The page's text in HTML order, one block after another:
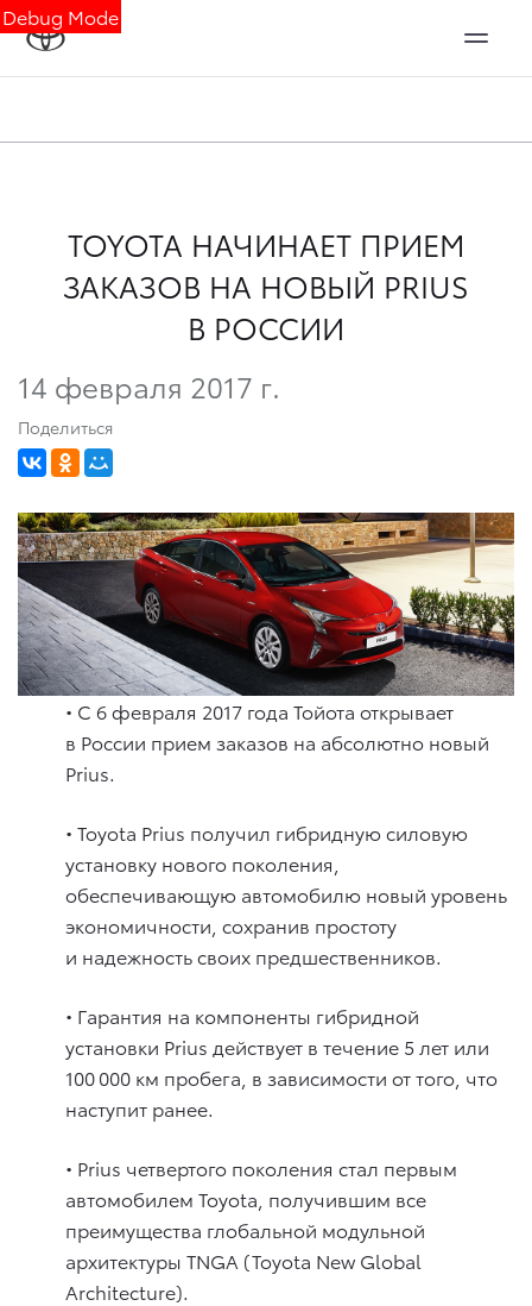
Debug Mode
TOYOTA НАЧИНАЕТ ПРИЕМ
ЗАКАЗОВ НА НОВЫЙ PRIUS
В РОССИИ
14 февраля 2017 г.
Поделиться
• C 6 февраля 2017 года Тойота открывает
в России прием заказов на абсолютно новый
Prius.
• Toyota Prius получил гибридную силовую
установку нового поколения,
обеспечивающую автомобилю новый уровень
экономичности, сохранив простоту
и надежность своих предшественников.
• Гарантия на компоненты гибридной
установки Prius действует в течение 5 лет или
100 000 км пробега, в зависимости от того, что
наступит ранее.
• Prius четвертого поколения стал первым
автомобилем Toyota, получившим все
преимущества глобальной модульной
архитектуры TNGA (Toyota New Global
Architecture).